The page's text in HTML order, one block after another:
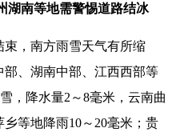
湖南等地需警惕道路结冰
，南方雨雪天气有所缩
、湖南中部、江西西部等
，降水量2～8毫米，云南曲
等地降雨10～20毫米；贵